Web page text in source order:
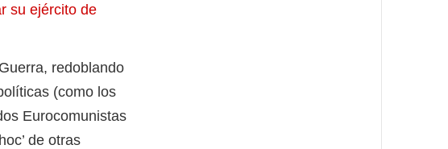
su ejército de
redoblando
(como los
Eurocomunistas
de otras